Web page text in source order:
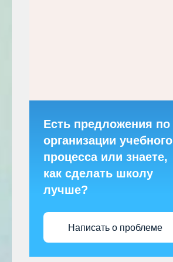
Есть предложения по
организации учебного
процесса или знаете,
как сделать школу
лучше?
Написать о проблеме